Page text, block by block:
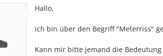
Hallo,
ich bin über den Begriff "Meterriss"
Kann mir bitte jemand die